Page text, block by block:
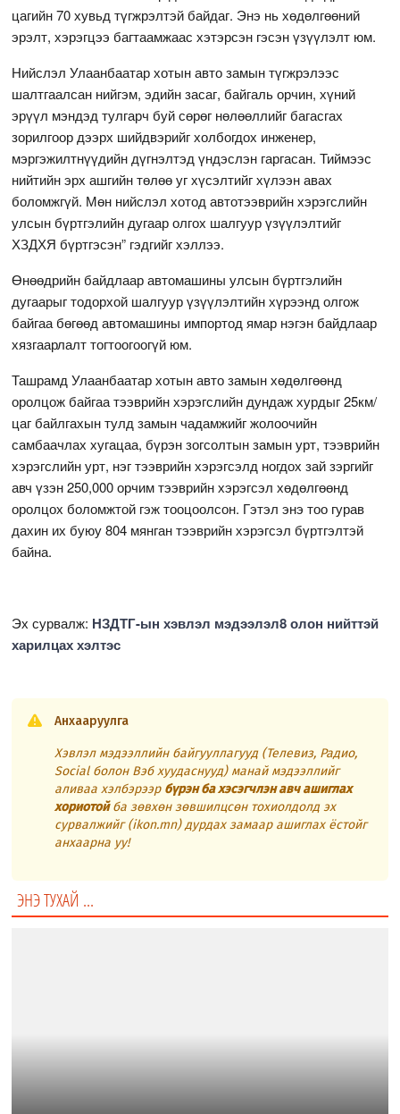
цагийн 70 хувьд түгжрэлтэй байдаг. Энэ нь хөдөлгөөний
эрэлт, хэрэгцээ багтаамжаас хэтэрсэн гэсэн үзүүлэлт юм.
Нийслэл Улаанбаатар хотын авто замын түгжрэлээс
шалтгаалсан нийгэм, эдийн засаг, байгаль орчин, хүний
эрүүл мэндэд тулгарч буй сөрөг нөлөөллийг багасгах
зорилгоор дээрх шийдвэрийг холбогдох инженер,
мэргэжилтнүүдийн дүгнэлтэд үндэслэн гаргасан. Тиймээс
нийтийн эрх ашгийн төлөө уг хүсэлтийг хүлээн авах
боломжгүй. Мөн нийслэл хотод автотээврийн хэрэгслийн
улсын бүртгэлийн дугаар олгох шалгуур үзүүлэлтийг
ХЗДХЯ бүртгэсэн” гэдгийг хэллээ.
Өнөөдрийн байдлаар автомашины улсын бүртгэлийн
дугаарыг тодорхой шалгуур үзүүлэлтийн хүрээнд олгож
байгаа бөгөөд автомашины импортод ямар нэгэн байдлаар
хязгаарлалт тогтоогоогүй юм.
Ташрамд Улаанбаатар хотын авто замын хөдөлгөөнд
оролцож байгаа тээврийн хэрэгслийн дундаж хурдыг 25км/
цаг байлгахын тулд замын чадамжийг жолоочийн
самбаачлах хугацаа, бүрэн зогсолтын замын урт, тээврийн
хэрэгслийн урт, нэг тээврийн хэрэгсэлд ногдох зай зэргийг
авч үзэн 250,000 орчим тээврийн хэрэгсэл хөдөлгөөнд
оролцох боломжтой гэж тооцоолсон. Гэтэл энэ тоо гурав
дахин их буюу 804 мянган тээврийн хэрэгсэл бүртгэлтэй
байна.
Эх сурвалж: НЗДТГ-ын хэвлэл мэдээлэл8 олон нийттэй
харилцах хэлтэс
Анхааруулга
Хэвлэл мэдээллийн байгууллагууд (Телевиз, Радио,
Social болон Вэб хуудаснууд) манай мэдээллийг
аливаа хэлбэрээр бүрэн ба хэсэгчлэн авч ашиглах
хориотойба зөвхөн зөвшилцсөн тохиолдолд эх
сурвалжийг (ikon.mn) дурдах замаар ашиглах ёстойг
анхаарна уу!
ЭНЭ ТУХАЙ ...